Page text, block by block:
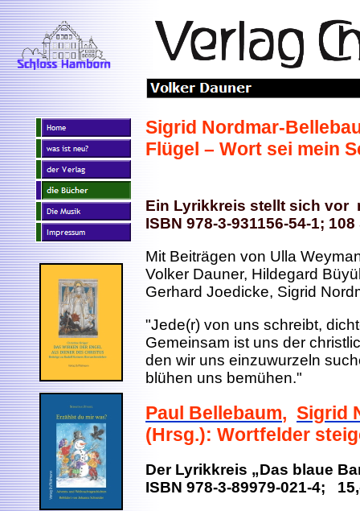
Sigrid Nordmar-
Flügel – Wort sei mein
Ein Lyrikkreis stellt sich vor
ISBN 978-3-931156-54-1;
Mit Beiträgen von Ulla
Volker Dauner, Hildegard
Gerhard Joedicke, Sigrid
"Jede(r) von uns schreibt,
Gemeinsam ist uns der
den wir uns einzuwurzeln
blühen uns bemühen."
Paul Bellebaum, Sigrid
(Hrsg.): Wortfelder
Der Lyrikkreis „Das blaue
ISBN 978-3-89979-021-4;